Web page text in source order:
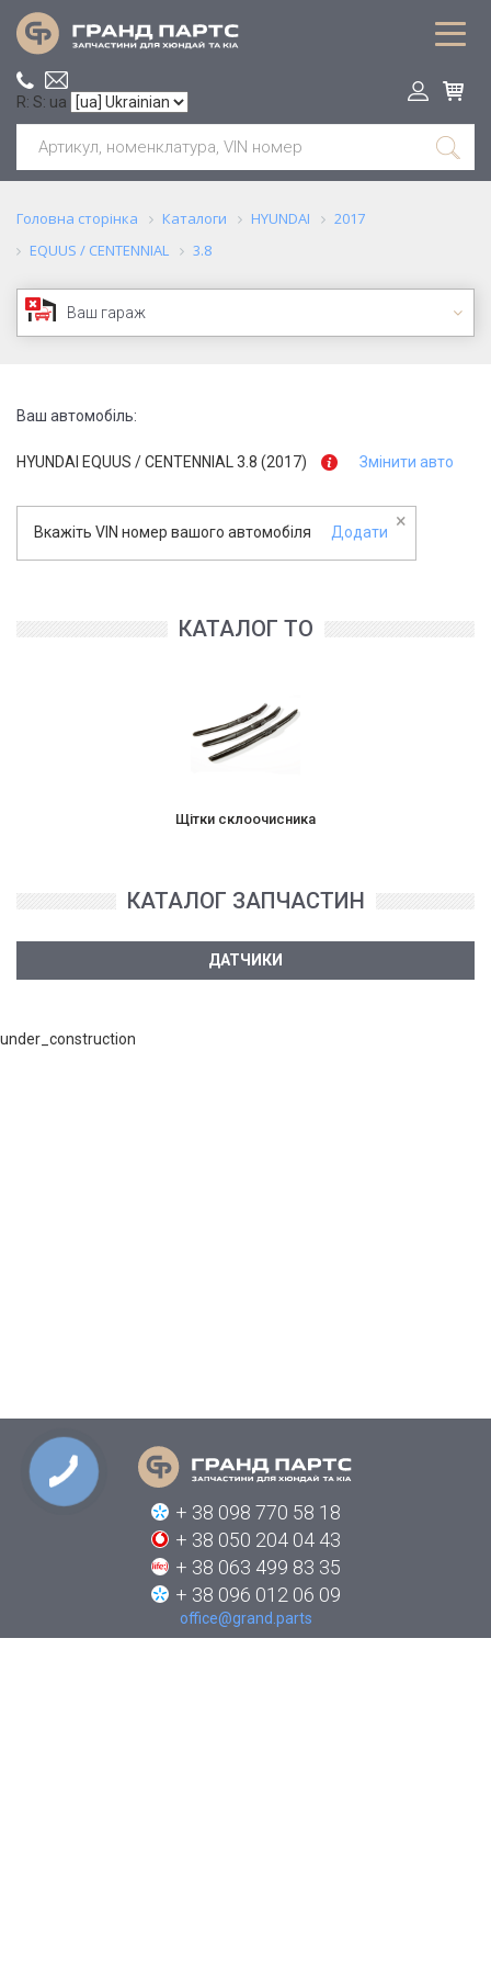
R: S: ua
Головна сторінка Каталоги HYUNDAI
2017
EQUUS / CENTENNIAL
3.8
Ваш гараж
Ваш автомобіль:
HYUNDAI EQUUS / CENTENNIAL 3.8 (2017) Змінити авто
Вкажіть VIN номер вашого автомобіля Додати
×
КАТАЛОГ ТО
Щітки склоочисника
КАТАЛОГ ЗАПЧАСТИН
ДАТЧИКИ
under_construction
+ 38 098 770 58 18
+ 38 050 204 04 43
+ 38 063 499 83 35
+ 38 096 012 06 09
office@grand.parts